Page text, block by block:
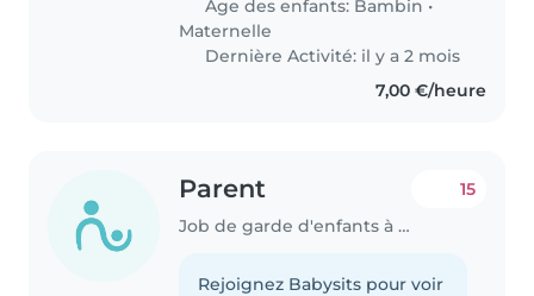
Âge des enfants: Bambin •
Maternelle
Dernière Activité: il y a 2 mois
7,00 €/heure
Parent
Job de garde d'enfants à Anzegem
15
Rejoignez Babysits pour voir